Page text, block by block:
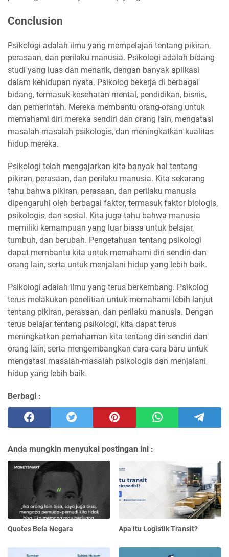
Conclusion
Psikologi adalah ilmu yang mempelajari tentang pikiran,
perasaan, dan perilaku manusia. Psikologi adalah bidang
studi yang luas dan menarik, dengan banyak aplikasi
dalam kehidupan nyata. Psikolog bekerja di berbagai
bidang, termasuk kesehatan mental, pendidikan, bisnis,
dan pemerintah. Mereka membantu orang-orang untuk
memahami diri mereka sendiri dan orang lain, mengatasi
masalah-masalah psikologis, dan meningkatkan kualitas
hidup mereka.
Psikologi telah mengajarkan kita banyak hal tentang
pikiran, perasaan, dan perilaku manusia. Kita sekarang
tahu bahwa pikiran, perasaan, dan perilaku manusia
dipengaruhi oleh berbagai faktor, termasuk faktor biologis,
psikologis, dan sosial. Kita juga tahu bahwa manusia
memiliki kemampuan yang luar biasa untuk belajar,
tumbuh, dan berubah. Pengetahuan tentang psikologi
dapat membantu kita untuk memahami diri sendiri dan
orang lain, serta untuk menjalani hidup yang lebih baik.
Psikologi adalah ilmu yang terus berkembang. Psikolog
terus melakukan penelitian untuk memahami lebih lanjut
tentang pikiran, perasaan, dan perilaku manusia. Dengan
terus belajar tentang psikologi, kita dapat terus
meningkatkan pemahaman kita tentang diri sendiri dan
orang lain, serta mengembangkan cara-cara baru untuk
mengatasi masalah-masalah psikologis dan menjalani
hidup yang lebih baik.
Berbagi :
Anda mungkin menyukai postingan ini :
Quotes Bela Negara Apa Itu Logistik Transit?